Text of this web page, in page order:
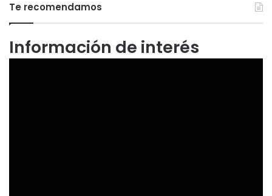
Te recomendamos
Información de interés